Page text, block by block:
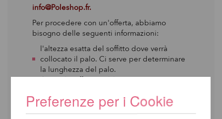
info@Poleshop.fr.
Per procedere con un'offerta, abbiamo
bisogno delle seguenti informazioni:
l'altezza esatta del soffitto dove verrà
collocato il palo. Ci serve per determinare
la lunghezza del palo.
il tipo di soffitto. Dobbiamo essere sicuri
l'indirizzo esatto. I costi di trasporto
potrebbero essere diversi anche all'interno
Preferenze per i Cookie